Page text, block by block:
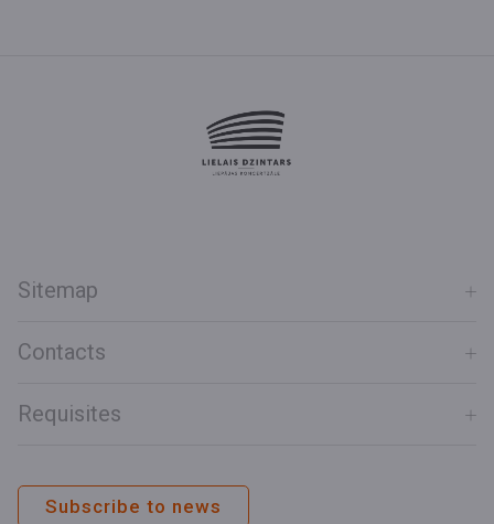
Sitemap
Contacts
Requisites
Subscribe to news